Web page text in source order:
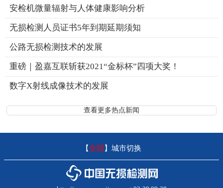
安检机微量辐射与人体健康影响分析
无损检测人员证书5年到期延期须知
公路无损检测技术的发展
重磅｜盈嘉互联斩获2021“金标杯”四项大奖！
数字X射线成像技术的发展
查看更多热点新闻
【全国 】 城市切换